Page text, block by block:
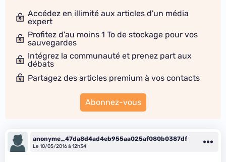
Accédez en illimité aux articles d'un média
expert
Profitez d'au moins 1 To de stockage pour vos
sauvegardes
Intégrez la communauté et prenez part aux
débats
Partagez des articles premium à vos contacts
Abonnez-vous
anonyme_47da8d4ad4eb955aa025af080b0387df
Le 10/05/2016 à 12h34